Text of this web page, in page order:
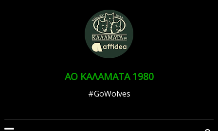
ΑΟ ΚΑΛΑΜΑΤΑ 1980
#GoWolves